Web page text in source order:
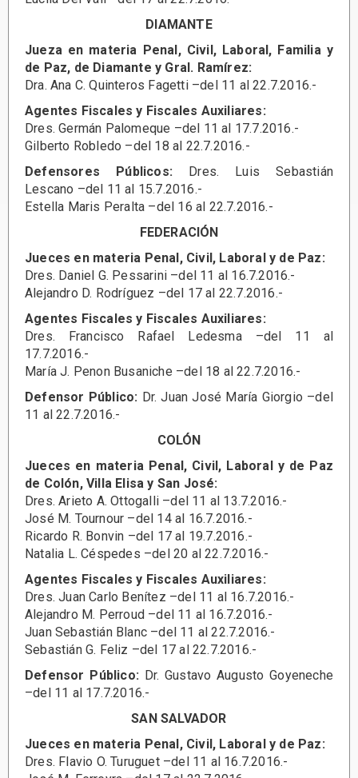
DIAMANTE
Jueza en materia Penal, Civil, Laboral, Familia y
de Paz, de Diamante y Gral. Ramírez:
Dra. Ana C. Quinteros Fagetti –del 11 al 22.7.2016.-
Agentes Fiscales y Fiscales Auxiliares:
Dres. Germán Palomeque –del 11 al 17.7.2016.-
Gilberto Robledo –del 18 al 22.7.2016.-
Defensores Públicos: Dres. Luis Sebastián
Lescano –del 11 al 15.7.2016.-
Estella Maris Peralta –del 16 al 22.7.2016.-
FEDERACIÓN
Jueces en materia Penal, Civil, Laboral y de Paz:
Dres. Daniel G. Pessarini –del 11 al 16.7.2016.-
Alejandro D. Rodríguez –del 17 al 22.7.2016.-
Agentes Fiscales y Fiscales Auxiliares:
Dres. Francisco Rafael Ledesma –del 11 al
17.7.2016.-
María J. Penon Busaniche –del 18 al 22.7.2016.-
Defensor Público: Dr. Juan José María Giorgio –del
11 al 22.7.2016.-
COLÓN
Jueces en materia Penal, Civil, Laboral y de Paz
de Colón, Villa Elisa y San José:
Dres. Arieto A. Ottogalli –del 11 al 13.7.2016.-
José M. Tournour –del 14 al 16.7.2016.-
Ricardo R. Bonvin –del 17 al 19.7.2016.-
Natalia L. Céspedes –del 20 al 22.7.2016.-
Agentes Fiscales y Fiscales Auxiliares:
Dres. Juan Carlo Benítez –del 11 al 16.7.2016.-
Alejandro M. Perroud –del 11 al 16.7.2016.-
Juan Sebastián Blanc –del 11 al 22.7.2016.-
Sebastián G. Feliz –del 17 al 22.7.2016.-
Defensor Público: Dr. Gustavo Augusto Goyeneche
–del 11 al 17.7.2016.-
SAN SALVADOR
Jueces en materia Penal, Civil, Laboral y de Paz:
Dres. Flavio O. Turuguet –del 11 al 16.7.2016.-